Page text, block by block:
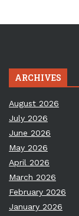
ARCHIVES
August 2026
July 2026
June 2026
May 2026
April 2026
March 2026
February 2026
January 2026